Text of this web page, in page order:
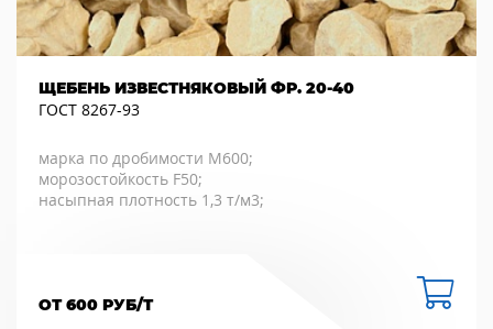
ЩЕБЕНЬ ИЗВЕСТНЯКОВЫЙ ФР. 20-40
ГОСТ 8267-93
марка по дробимости М600;
морозостойкость F50;
насыпная плотность 1,3 т/м3;
ОТ 600 РУБ/Т